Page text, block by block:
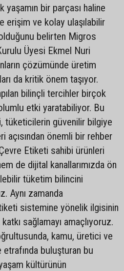
bir parçası haline
erişim ve kolay ulaşılabilir
belirten Migros
Üyesi Ekmel Nuri
çözümünde üretim
da kritik önem taşıyor.
bilinçli tercihler birçok
etki yaratabiliyor. Bu
tüketicilerin güvenilir bilgiye
açısından önemli bir rehber
Etiketi sahibi ürünleri
de dijital kanallarımızda ön
tüketim bilincini
Aynı zamanda
sistemine yönelik ilgisinin
katkı sağlamayı amaçlıyoruz.
kamu, üretici ve
buluşturan bu
kültürünün